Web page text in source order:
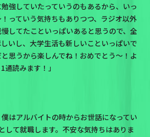
強していたっていうのもあるから、いっ
っていう気持ちもありつつ、 ラジオ以外
してたこといっぱいあると思うので、全
いし、大学生活も新しいこといっぱいで
思うから楽しんでね！おめでとう〜！ よ
通読みます！」
はアルバイトの時からお世話になってい
して就職します。不安な気持ちはありま